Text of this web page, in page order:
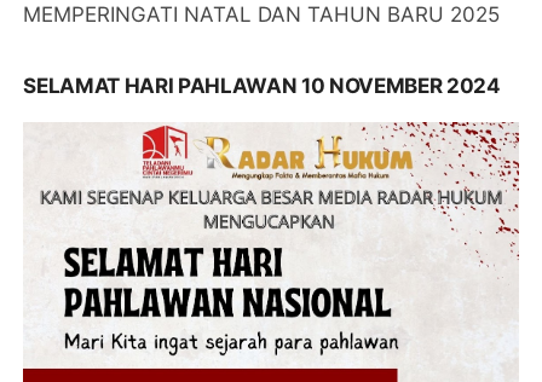
MEMPERINGATI NATAL DAN TAHUN BARU 2025
SELAMAT HARI PAHLAWAN 10 NOVEMBER 2024